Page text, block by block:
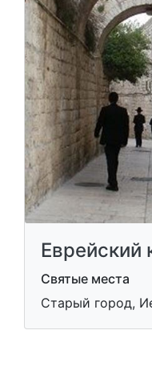
Еврейский
Святые места
Старый город,